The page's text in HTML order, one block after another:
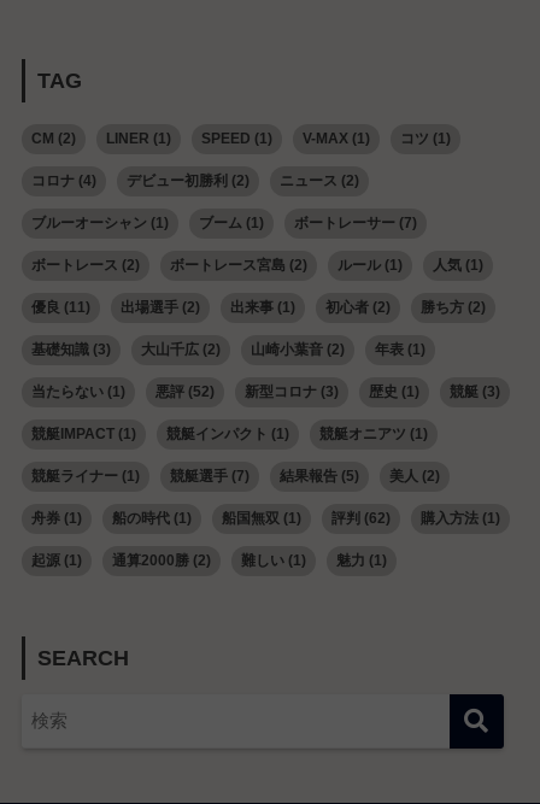
TAG
CM (2) LINER (1) SPEED (1) V-MAX(1) コツ (1)
コロナ(4) デビュー初勝利 (2) ニュース (2)
ブルーオーシャン (1) ブーム(1) ボートレーサー (7)
ボートレース (2) ボートレース宮島 (2) ルール(1) 人気(1)
優良 (11) 出場選手(2) 出来事(1) 初心者(2) 勝ち方(2)
基礎知識(3) 大山千広(2) 山崎小葉音(2) 年表(1)
当たらない(1) 悪評(52) 新型コロナ(3) 歴史 (1) 競艇 (3)
競艇IMPACT(1) 競艇インパクト (1) 競艇オニアツ (1)
競艇ライナー (1) 競艇選手(7) 結果報告(5) 美人 (2)
舟券(1) 船の時代(1) 船国無双 (1) 評判 (62) 購入方法(1)
起源(1) 通算2000勝(2) 難しい(1) 魅力 (1)
SEARCH